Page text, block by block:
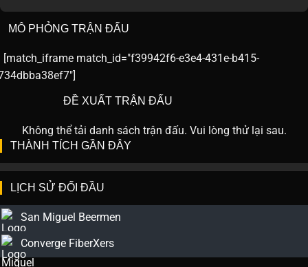
MÔ PHỎNG TRẬN ĐẤU
match_id="f39942f6-e3e4-431e-b415-
ĐỀ XUẤT TRẬN ĐẤU
Không thể tải danh sách trận đấu. Vui lòng thử lại sau.
THÀNH TÍCH GẦN ĐÂY
LỊCH SỬ ĐỐI ĐẦU
San Miguel Beermen
Converge FiberXers